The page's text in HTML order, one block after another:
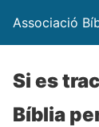
Associació
Si es
Bíblia